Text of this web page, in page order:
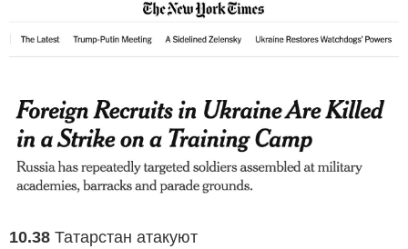
10.38 Татарстан атакуют